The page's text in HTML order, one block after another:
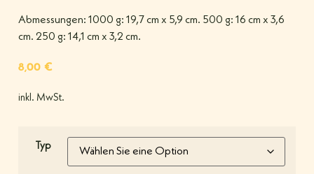
Abmessungen: 1000 g: 19,7 cm x 5,9 cm. 500 g: 16 cm x 3,6
cm. 250 g: 14,1 cm x 3,2 cm.
8,00 €
inkl. MwSt.
Typ